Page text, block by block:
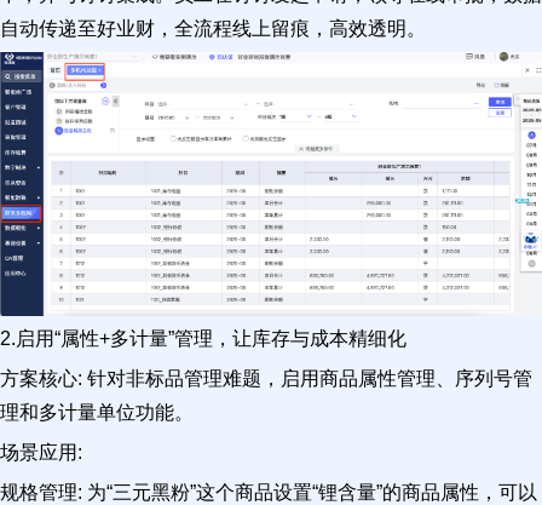
自动传递至好业财，全流程线上留痕，高效透明。
2.启用“属性+多计量”管理，让库存与成本精细化
方案核心: 针对非标品管理难题，启用商品属性管理、序列号管
理和多计量单位功能。
场景应用:
规格管理: 为“三元黑粉”这个商品设置“锂含量”的商品属性，可以